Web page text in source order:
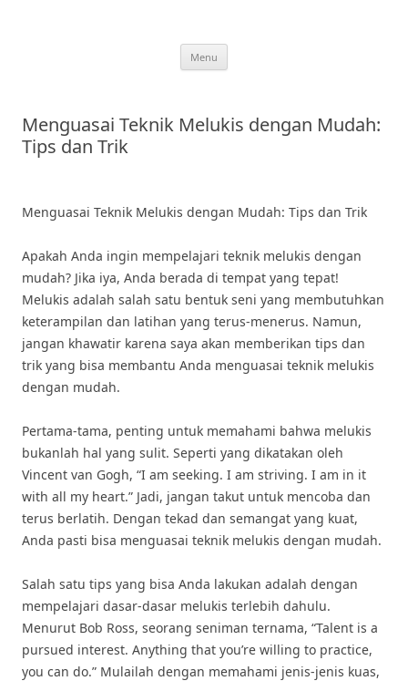
Menu
Menguasai Teknik Melukis dengan Mudah:
Tips dan Trik
Menguasai Teknik Melukis dengan Mudah: Tips dan Trik
Apakah Anda ingin mempelajari teknik melukis dengan
mudah? Jika iya, Anda berada di tempat yang tepat!
Melukis adalah salah satu bentuk seni yang membutuhkan
keterampilan dan latihan yang terus-menerus. Namun,
jangan khawatir karena saya akan memberikan tips dan
trik yang bisa membantu Anda menguasai teknik melukis
dengan mudah.
Pertama-tama, penting untuk memahami bahwa melukis
bukanlah hal yang sulit. Seperti yang dikatakan oleh
Vincent van Gogh, “I am seeking. I am striving. I am in it
with all my heart.” Jadi, jangan takut untuk mencoba dan
terus berlatih. Dengan tekad dan semangat yang kuat,
Anda pasti bisa menguasai teknik melukis dengan mudah.
Salah satu tips yang bisa Anda lakukan adalah dengan
mempelajari dasar-dasar melukis terlebih dahulu.
Menurut Bob Ross, seorang seniman ternama, “Talent is a
pursued interest. Anything that you’re willing to practice,
you can do.” Mulailah dengan memahami jenis-jenis kuas,